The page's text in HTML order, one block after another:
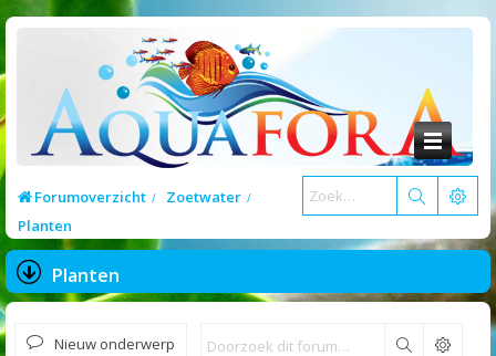
Forumoverzicht
Zoetwater
Planten
Planten
Nieuw onderwerp Zoek